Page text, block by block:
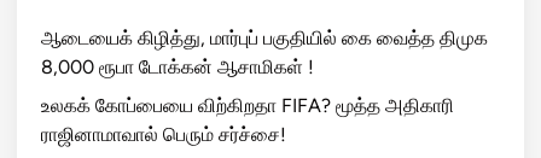
ஆடையைக் கிழித்து, மார்புப் பகுதியில் கை வைத்த திமுக
8,000 ரூபா டோக்கன் ஆசாமிகள் !
உலகக் கோப்பையை விற்கிறதா FIFA? மூத்த அதிகாரி
ராஜினாமாவால் பெரும் சர்ச்சை!